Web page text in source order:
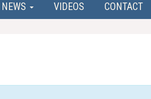
NEWS VIDEOS CONTACT